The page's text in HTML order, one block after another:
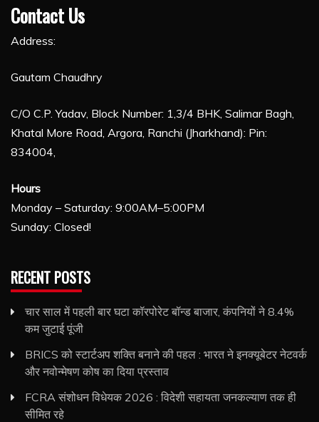
Contact Us
Address:
Gautam Chaudhry
C/O C.P. Yadav, Block Number: 1,3/4 BHK, Salimar Bagh,
Khatal More Road, Argora, Ranchi (Jharkhand): Pin:
834004,
Hours
Monday – Saturday: 9:00AM–5:00PM
Sunday: Closed!
RECENT POSTS
चार साल में पहली बार घटा कॉरपोरेट बॉन्ड बाजार, कंपनियों ने 8.4%
कम जुटाई पूंजी
BRICS को स्टार्टअप शक्ति बनाने की पहल : भारत ने इनक्यूबेटर नेटवर्क
और नवोन्मेषण कोष का दिया प्रस्ताव
FCRA संशोधन विधेयक 2026 : विदेशी सहायता जनकल्याण तक ही
सीमित रहे